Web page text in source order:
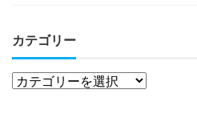
カテゴリー